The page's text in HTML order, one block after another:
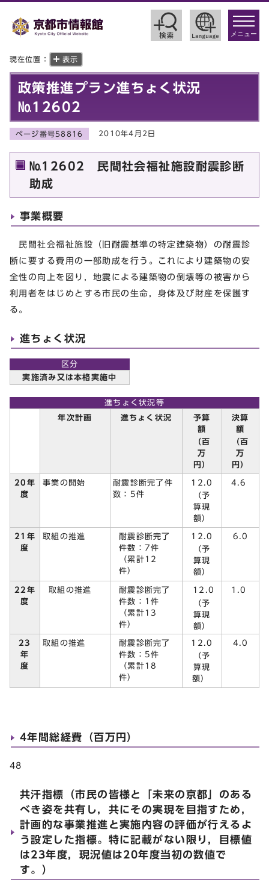
toggle
メニュー
現在位置： 表示
政策推進プラン進ちょく状況
№12602
ページ番号58816 2010年4月2日
№12602 民間社会福祉施設耐震診断
助成
事業概要
民間社会福祉施設（旧耐震基準の特定建築物）の耐震診
断に要する費用の一部助成を行う。これにより建築物の安
全性の向上を図り，地震による建築物の倒壊等の被害から
利用者をはじめとする市民の生命，身体及び財産を保護す
る。
進ちょく状況
区分
実施済み又は本格実施中
進ちょく状況等
年次計画
進ちょく状況
予算
額
（百
万
円）
決算
額
（百
万
円）
20年
度
事業の開始
耐震診断完了件
数：5件
12.0
（予
算現
額）
4.6
21年
度
取組の推進
耐震診断完了
件数：7件
（累計12
件）
12.0
（予
算現
額）
6.0
22年
度
取組の推進
耐震診断完了
件数：1件
（累計13
件）
12.0
（予
算現
額）
1.0
23
年
度
取組の推進
耐震診断完了
件数：5件
（累計18
件）
12.0
（予
算現
額）
4.0
4年間総経費（百万円）
48
共汗指標（市民の皆様と「未来の京都」のある
べき姿を共有し，共にその実現を目指すため，
計画的な事業推進と実施内容の評価が行えるよ
う設定した指標。特に記載がない限り，目標値
は23年度，現況値は20年度当初の数値で
す。）